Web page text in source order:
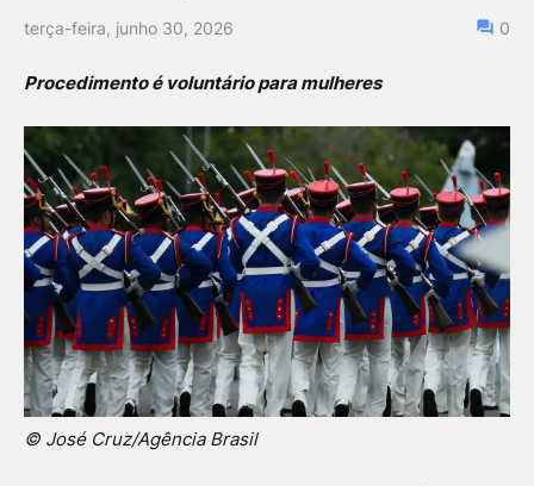
terça-feira, junho 30, 2026 0
Procedimento é voluntário para mulheres
© José Cruz/Agência Brasil